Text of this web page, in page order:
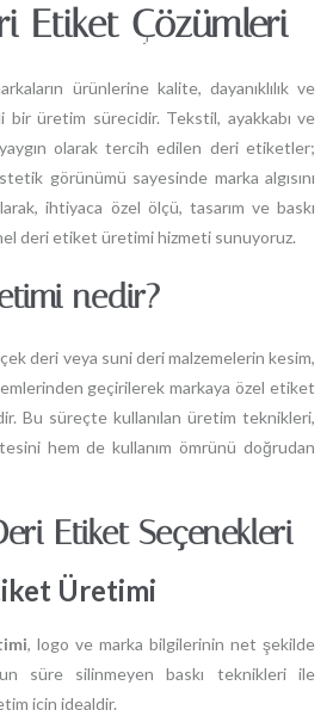
Etiket Çözümleri
ürünlerine kalite, dayanıklılık ve
bir üretim sürecidir. Tekstil, ayakkabı ve
olarak tercih edilen deri etiketler;
görünümü sayesinde marka algısını
ihtiyaca özel ölçü, tasarım ve baskı
deri etiket üretimi hizmeti sunuyoruz.
nedir?
deri veya suni deri malzemelerin kesim,
geçirilerek markaya özel etiket
Bu süreçte kullanılan üretim teknikleri,
hem de kullanım ömrünü doğrudan
Etiket Seçenekleri
Üretimi
, logo ve marka bilgilerinin net şekilde
süre silinmeyen baskı teknikleri ile
için idealdir.